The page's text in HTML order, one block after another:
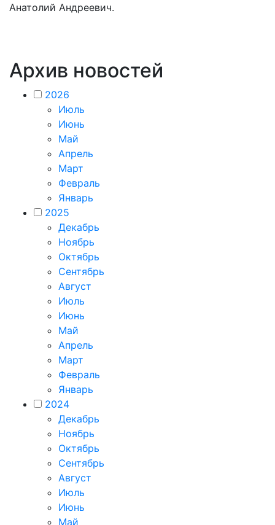
Анатолий Андреевич.
Архив новостей
2026
Июль
Июнь
Май
Апрель
Март
Февраль
Январь
2025
Декабрь
Ноябрь
Октябрь
Сентябрь
Август
Июль
Июнь
Май
Апрель
Март
Февраль
Январь
2024
Декабрь
Ноябрь
Октябрь
Сентябрь
Август
Июль
Июнь
Май